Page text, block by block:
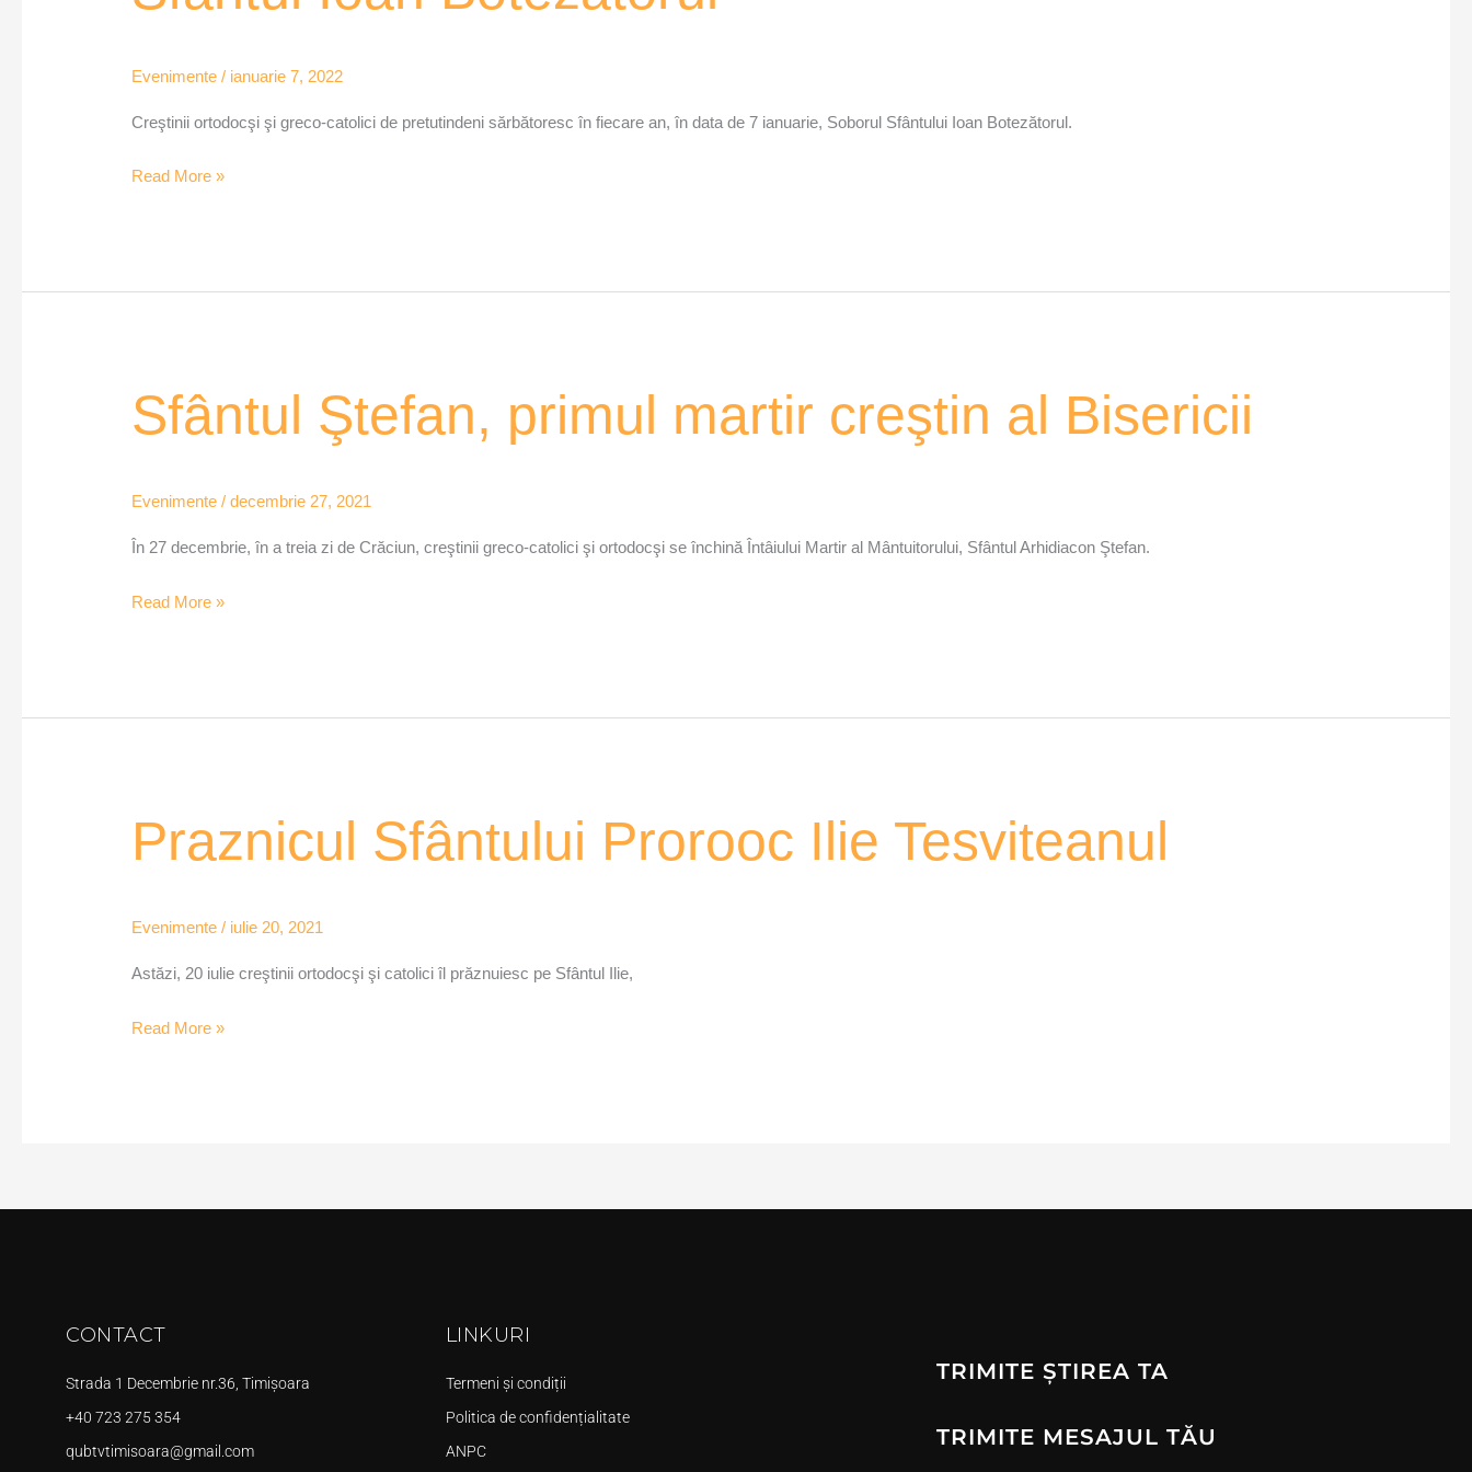
Evenimente / ianuarie 7, 2022
Creştinii ortodocşi şi greco-catolici de pretutindeni sărbătoresc în fiecare an, în data de 7 ianuarie, Soborul Sfântului Ioan Botezătorul.
Read More »
Sfântul Ştefan, primul martir creştin al Bisericii
Evenimente /decembrie 27, 2021
În 27 decembrie, în a treia zi de Crăciun, creştinii greco-catolici şi ortodocşi se închină Întâiului Martir al Mântuitorului, Sfântul Arhidiacon Ştefan.
Sfântul
Ştefan,
creştin
al
Read More »
Praznicul Sfântului Prorooc Ilie Tesviteanul
Evenimente / iulie 20, 2021
Astăzi, 20 iulie creştinii ortodocşi şi catolici îl prăznuiesc pe Sfântul Ilie,
Praznicul
Sfântului
Tesviteanul
Read More »
CONTACT
Strada 1 Decembrie nr.36, Timișoara
+40 723 275 354
qubtvtimisoara@gmail.com
LINKURI
Termeni și condiții
Politica de confidențialitate
ANPC
TRIMITE ȘTIREA TA
TRIMITE MESAJUL TĂU